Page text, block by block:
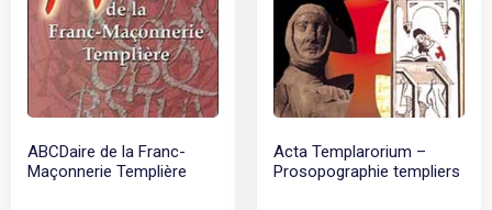
ABCDaire de la Franc-
Maçonnerie Templière
Acta Templarorium –
Prosopographie templiers